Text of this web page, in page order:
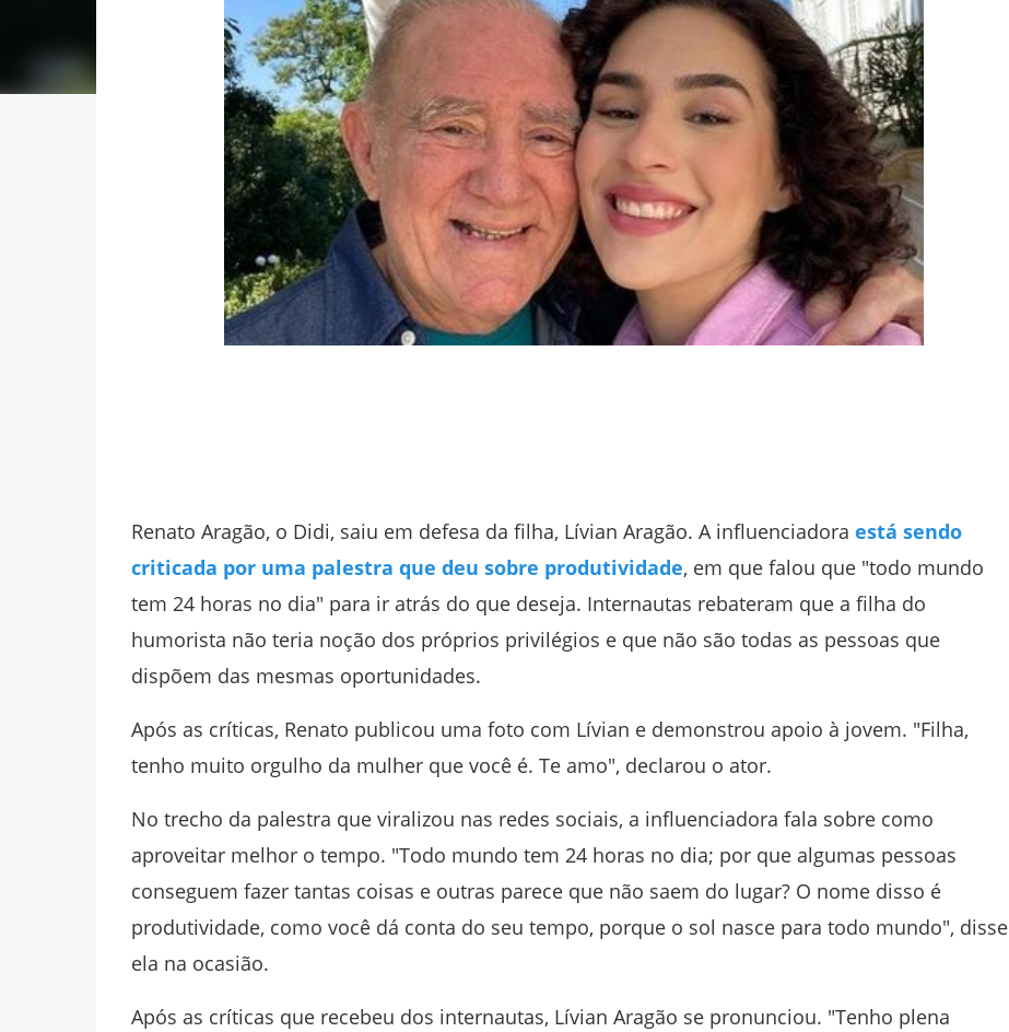
Renato Aragão, o Didi, saiu em defesa da filha, Lívian Aragão. A influenciadora está sendo
criticada por uma palestra que deu sobre produtividade, em que falou que "todo mundo
tem 24 horas no dia" para ir atrás do que deseja. Internautas rebateram que a filha do
humorista não teria noção dos próprios privilégios e que não são todas as pessoas que
dispõem das mesmas oportunidades.
Após as críticas, Renato publicou uma foto com Lívian e demonstrou apoio à jovem. "Filha,
tenho muito orgulho da mulher que você é. Te amo", declarou o ator.
No trecho da palestra que viralizou nas redes sociais, a influenciadora fala sobre como
aproveitar melhor o tempo. "Todo mundo tem 24 horas no dia; por que algumas pessoas
conseguem fazer tantas coisas e outras parece que não saem do lugar? O nome disso é
produtividade, como você dá conta do seu tempo, porque o sol nasce para todo mundo", disse
ela na ocasião.
Após as críticas que recebeu dos internautas, Lívian Aragão se pronunciou. "Tenho plena